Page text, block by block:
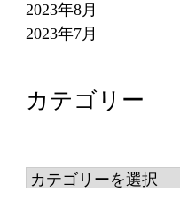
2023年8月
2023年7月
カテゴリー
カ